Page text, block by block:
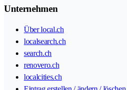
Unternehmen
Über local.ch
localsearch.ch
search.ch
renovero.ch
localcities.ch